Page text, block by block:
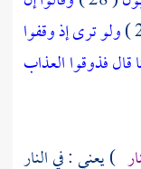
ولو ترى إذ وقفوا
قال فذوقوا العذاب
) يعني : في النار